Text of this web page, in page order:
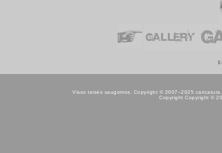
Visos teisės saugomos. Copyright © 2007–2025
Copyright Copyright ©